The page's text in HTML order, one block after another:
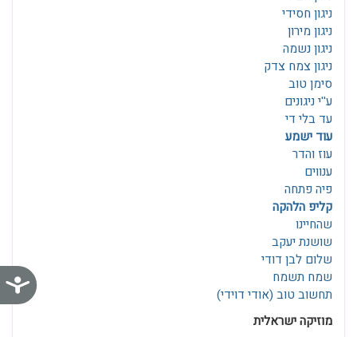
ניגון חסידי
ניגון מירון
ניגון נשמה
ניגון צמח צדק
סימן טוב
ע''י ניגונים
עד בלי די
עוד ישמע
עוז והדר
ענווים
פיה פתחה
קליפ הלהקה
שהחיינו
שושנת יעקב
שלום לבן דודי
שמח תשמח
תחשוב טוב (אודי דוידי)
מוזיקה ישראלית